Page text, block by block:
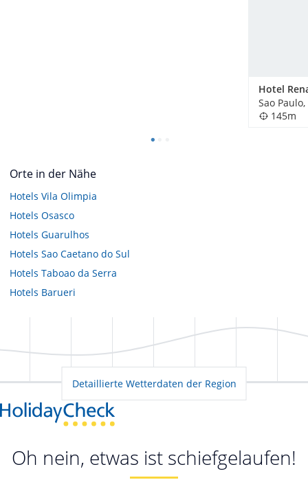
Sao
145m
Orte in der Nähe
Hotels Vila Olimpia
Hotels Osasco
Hotels Guarulhos
Hotels Sao Caetano do Sul
Hotels Taboao da Serra
Hotels Barueri
Detaillierte Wetterdaten der Region
Oh nein, etwas ist schiefgelaufen!